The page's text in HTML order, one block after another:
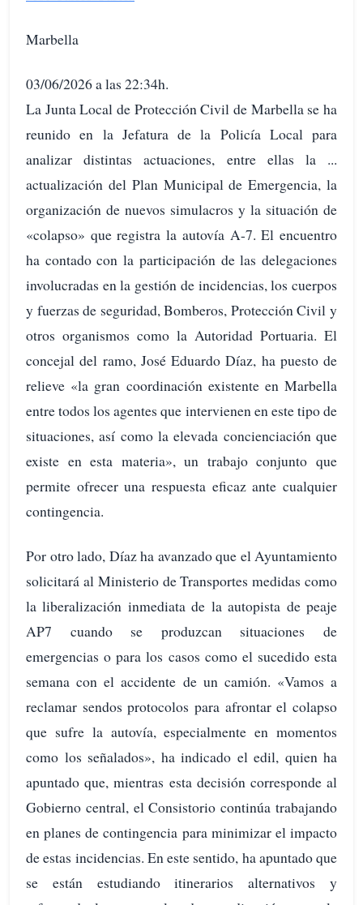
Marbella
03/06/2026 a las 22:34h.
La Junta Local de Protección Civil de Marbella se ha
reunido en la Jefatura de la Policía Local para
analizar distintas actuaciones, entre ellas la ...
actualización del Plan Municipal de Emergencia, la
organización de nuevos simulacros y la situación de
«colapso» que registra la autovía A-7. El encuentro
ha contado con la participación de las delegaciones
involucradas en la gestión de incidencias, los cuerpos
y fuerzas de seguridad, Bomberos, Protección Civil y
otros organismos como la Autoridad Portuaria. El
concejal del ramo, José Eduardo Díaz, ha puesto de
relieve «la gran coordinación existente en Marbella
entre todos los agentes que intervienen en este tipo de
situaciones, así como la elevada concienciación que
existe en esta materia», un trabajo conjunto que
permite ofrecer una respuesta eficaz ante cualquier
contingencia.
Por otro lado, Díaz ha avanzado que el Ayuntamiento
solicitará al Ministerio de Transportes medidas como
la liberalización inmediata de la autopista de peaje
AP7 cuando se produzcan situaciones de
emergencias o para los casos como el sucedido esta
semana con el accidente de un camión. «Vamos a
reclamar sendos protocolos para afrontar el colapso
que sufre la autovía, especialmente en momentos
como los señalados», ha indicado el edil, quien ha
apuntado que, mientras esta decisión corresponde al
Gobierno central, el Consistorio continúa trabajando
en planes de contingencia para minimizar el impacto
de estas incidencias. En este sentido, ha apuntado que
se están estudiando itinerarios alternativos y